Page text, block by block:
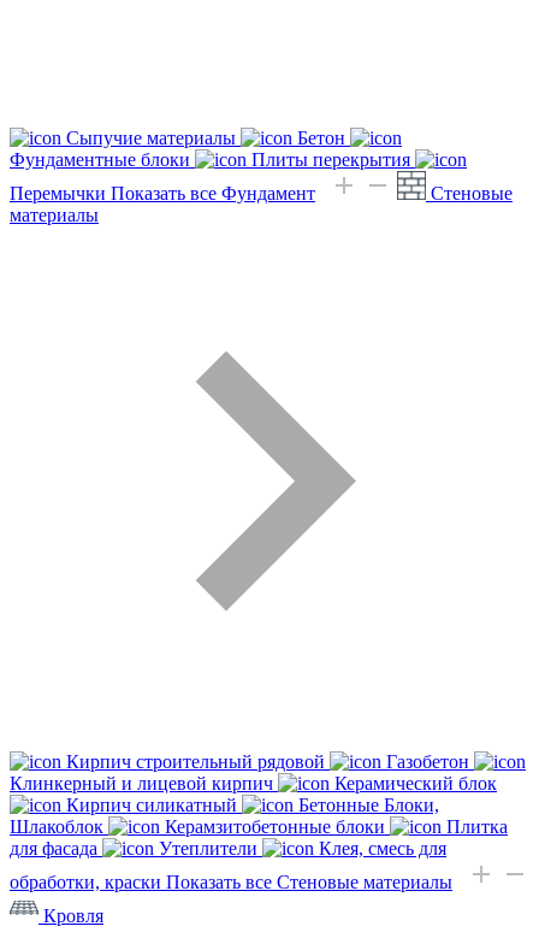
Сыпучие материалы
Бетон
Фундаментные блоки
Плиты перекрытия
Перемычки Показать все Фундамент
Стеновые
материалы
Кирпич строительный рядовой
Газобетон
Клинкерный и лицевой кирпич
Керамический блок
Кирпич силикатный
Бетонные Блоки,
Шлакоблок
Керамзитобетонные блоки
Плитка
для фасада
Утеплители
Клея, смесь для
обработки, краски Показать все Стеновые материалы
Кровля